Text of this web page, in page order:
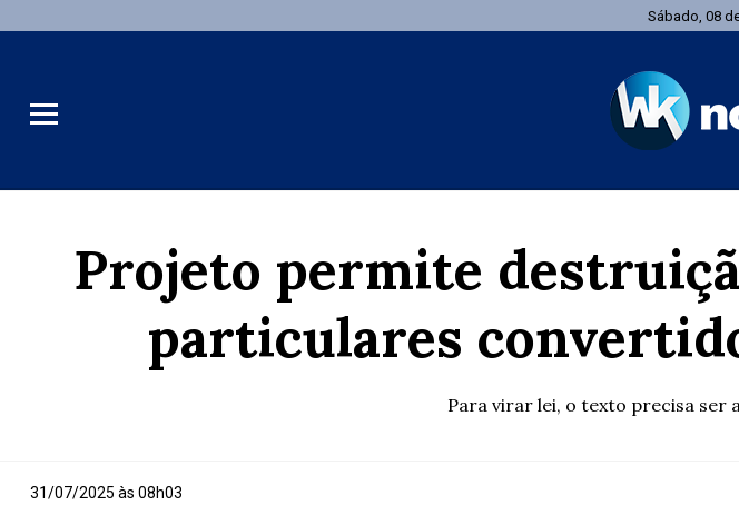
Sábado, 08
Projeto permite
particulares
Para virar lei, o texto precisa ser
31/07/2025 às 08h03